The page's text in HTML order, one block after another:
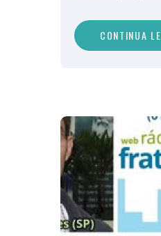
CONTINUA